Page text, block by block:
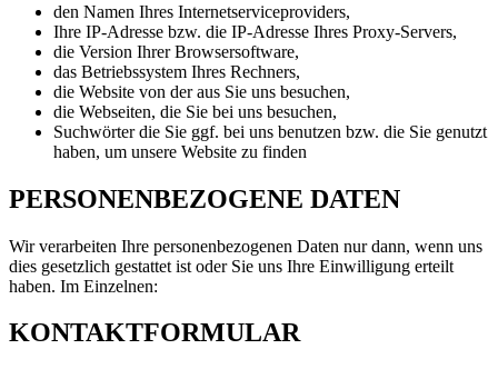
den Namen Ihres Internetserviceproviders,
Ihre IP-Adresse bzw. die IP-Adresse Ihres Proxy-Servers,
die Version Ihrer Browsersoftware,
das Betriebssystem Ihres Rechners,
die Website von der aus Sie uns besuchen,
die Webseiten, die Sie bei uns besuchen,
Suchwörter die Sie ggf. bei uns benutzen bzw. die Sie genutzt
haben, um unsere Website zu finden
PERSONENBEZOGENE DATEN
Wir verarbeiten Ihre personenbezogenen Daten nur dann, wenn uns
dies gesetzlich gestattet ist oder Sie uns Ihre Einwilligung erteilt
haben. Im Einzelnen:
KONTAKTFORMULAR